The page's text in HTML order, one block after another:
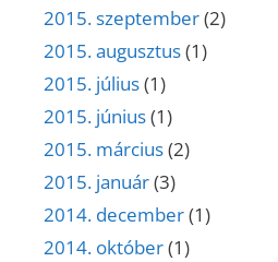
2015. szeptember(2)
2015. augusztus(1)
2015. július(1)
2015. június(1)
2015. március(2)
2015. január(3)
2014. december(1)
2014. október(1)